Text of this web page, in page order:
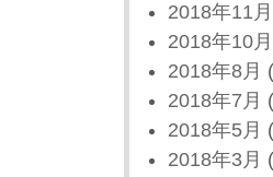
2018年11月
2018年10月
2018年8月
2018年7月
2018年5月
2018年3月